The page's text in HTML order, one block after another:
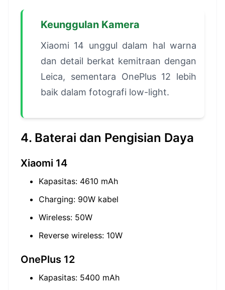
Keunggulan Kamera
Xiaomi 14 unggul dalam hal warna
dan detail berkat kemitraan dengan
Leica, sementara OnePlus 12 lebih
baik dalam fotografi low-light.
4. Baterai dan Pengisian Daya
Xiaomi 14
Kapasitas: 4610 mAh
Charging: 90W kabel
Wireless: 50W
Reverse wireless: 10W
OnePlus 12
Kapasitas: 5400 mAh